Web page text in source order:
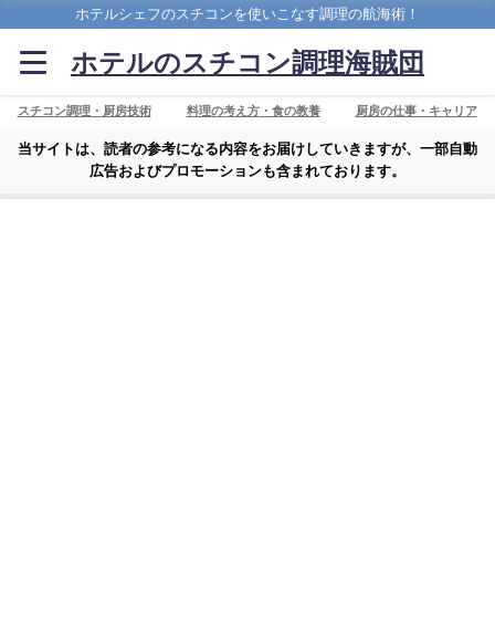
ホテルシェフのスチコンを使いこなす調理の航海術！
ホテルのスチコン調理海賊団
スチコン調理・厨房技術 料理の考え方・食の教養 厨房の仕事・キャリア
当サイトは、読者の参考になる内容をお届けしていきますが、一部自動
広告およびプロモーションも含まれております。